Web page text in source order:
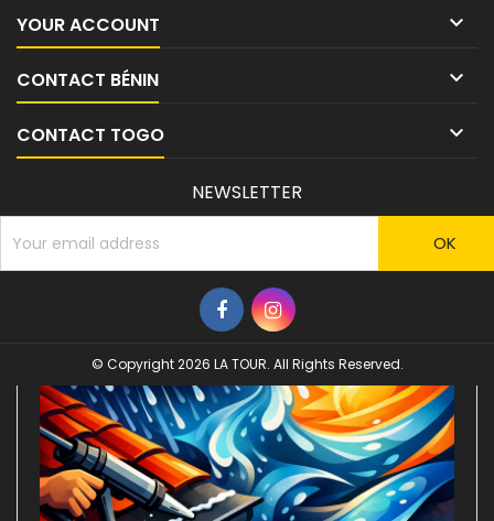
YOUR ACCOUNT 
CONTACT BÉNIN 
CONTACT TOGO 
NEWSLETTER
© Copyright 2026 LA TOUR. All Rights Reserved.